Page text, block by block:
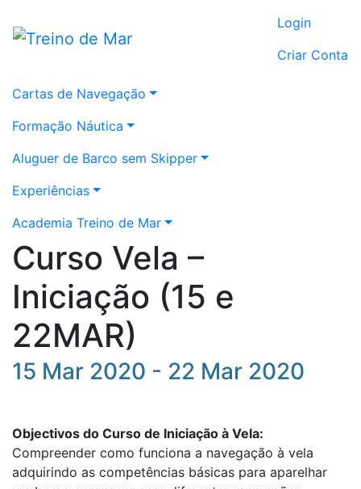
Login
Criar Conta
Cartas de Navegação
Formação Náutica
Aluguer de Barco sem Skipper
Experiências
Academia Treino de Mar
Curso Vela –
Iniciação (15 e
22MAR)
15 Mar 2020 - 22 Mar 2020
Objectivos do Curso de Iniciação à Vela:
Compreender como funciona a navegação à vela
adquirindo as competências básicas para aparelhar